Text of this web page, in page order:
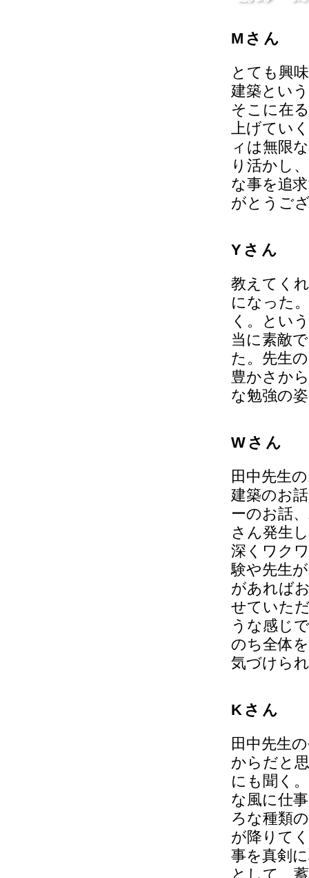
Mさん
とても興
建築とい
そこに在
上げてい
ィは無限
り活かし
な事を追
がとうご
Yさん
教えてく
になった
く。とい
当に素敵
た。先生
豊かさか
な勉強の
Wさん
田中先生
建築のお
ーのお話
さん発生
深くワク
験や先生
があれば
せていた
うな感じ
のち全体
気づけら
Kさん
田中先生
からだと
にも聞く
な風に仕
ろな種類
が降りて
事を真剣
として、